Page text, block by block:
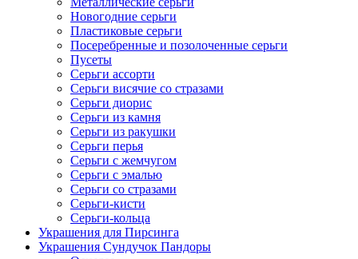
Новогодние серьги
Пластиковые серьги
Посеребренные и позолоченные серьги
Пусеты
Серьги ассорти
Серьги висячие со стразами
Серьги диорис
Серьги из камня
Серьги из ракушки
Серьги перья
Серьги с жемчугом
Серьги с эмалью
Серьги со стразами
Серьги-кисти
Серьги-кольца
Украшения для Пирсинга
Украшения Сундучок Пандоры